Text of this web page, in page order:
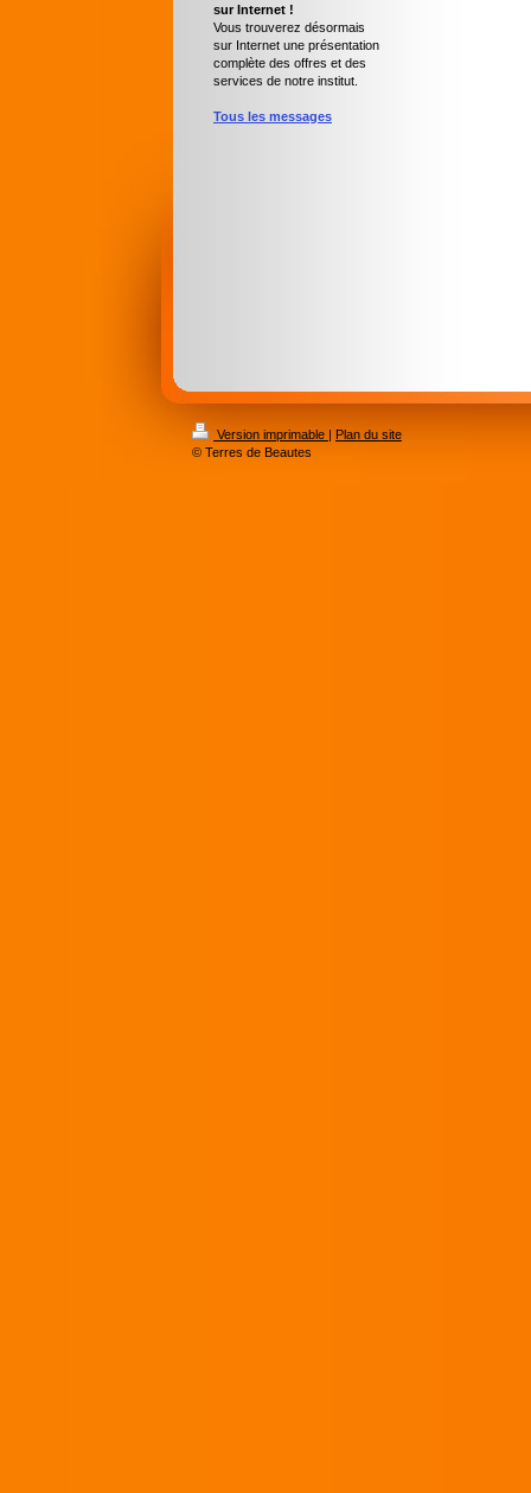
sur Internet !
Vous trouverez désormais
sur Internet une présentation
complète des offres et des
services de notre institut.
Tous les messages
Version imprimable | Plan du site
© Terres de Beautes